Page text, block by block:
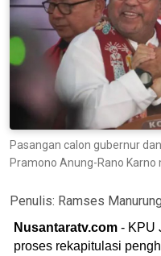
Pasangan calon gubernur
Pramono Anung-Rano
Penulis: Ramses Manurung
Nusantaratv.com - KPU
proses rekapitulasi